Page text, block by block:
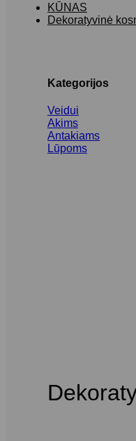
KŪNAS
Dekoratyvinė
Kategorijos
Veidui
Akims
Antakiams
Lūpoms